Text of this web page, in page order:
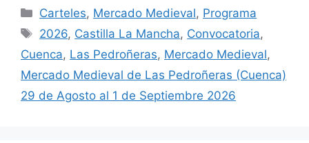
Categorías
Carteles, Mercado Medieval, Programa
Etiquetas
2026, Castilla La Mancha, Convocatoria,
Cuenca, Las Pedroñeras, Mercado Medieval,
Mercado Medieval de Las Pedroñeras (Cuenca)
29 de Agosto al 1 de Septiembre 2026